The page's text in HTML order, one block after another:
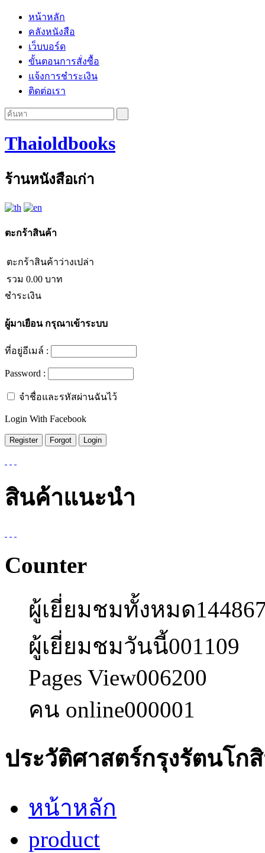
หน้าหลัก
คลังหนังสือ
เว็บบอร์ด
ขั้นตอนการสั่งซื้อ
แจ้งการชำระเงิน
ติดต่อเรา
Thaioldbooks
ร้านหนังสือเก่า
ตะกร้าสินค้า
ตะกร้าสินค้าว่างเปล่า
รวม 0.00 บาท
ชำระเงิน
ผู้มาเยือนกรุณาเข้าระบบ
ที่อยู่อีเมล์ :
Password :
จำชื่อและรหัสผ่านฉันไว้
Login With Facebook
สินค้าแนะนำ
Counter
ผู้เยี่ยมชมทั้งหมด
ผู้เยี่ยมชมวันนี้001109
Pages View006200
คน online000001
ประวัติศาสตร์กรุงรัตนโ
หน้าหลัก
product